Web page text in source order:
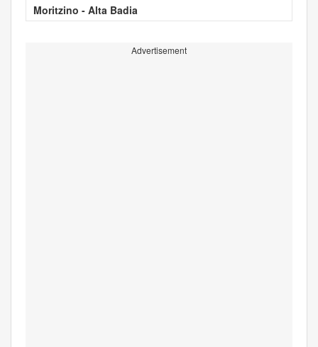
Moritzino - Alta Badia
Advertisement